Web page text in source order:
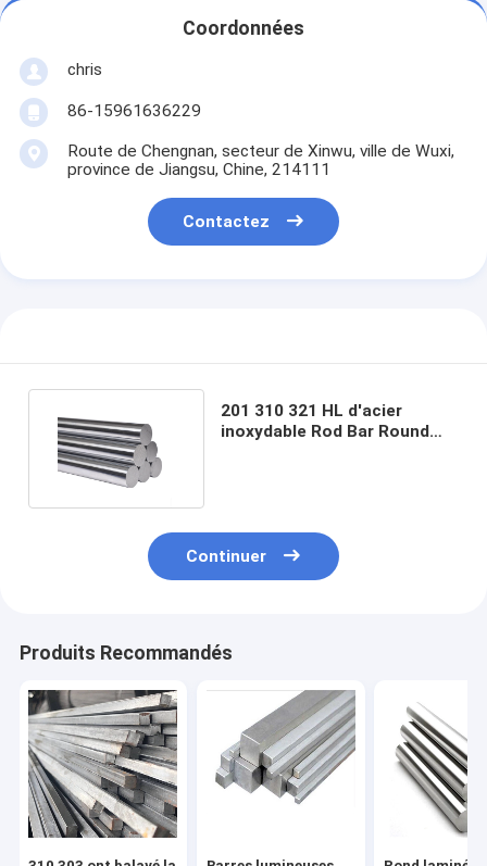
Coordonnées
chris
86-15961636229
Route de Chengnan, secteur de Xinwu, ville de Wuxi,
province de Jiangsu, Chine, 214111
Contactez
201 310 321 HL d'acier
inoxydable Rod Bar Round
Continuer
Produits Recommandés